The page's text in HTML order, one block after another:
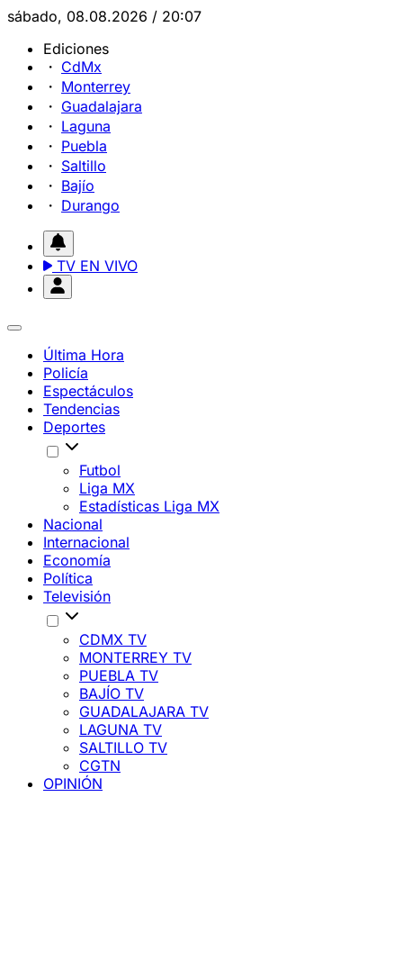
sábado, 08.08.2026 / 20:07
Ediciones
CdMx
Monterrey
Guadalajara
Laguna
Puebla
Saltillo
Bajío
Durango
TV EN VIVO
Última Hora
Policía
Espectáculos
Tendencias
Deportes
Futbol
Liga MX
Estadísticas Liga MX
Nacional
Internacional
Economía
Política
Televisión
CDMX TV
MONTERREY TV
PUEBLA TV
BAJÍO TV
GUADALAJARA TV
LAGUNA TV
SALTILLO TV
CGTN
OPINIÓN